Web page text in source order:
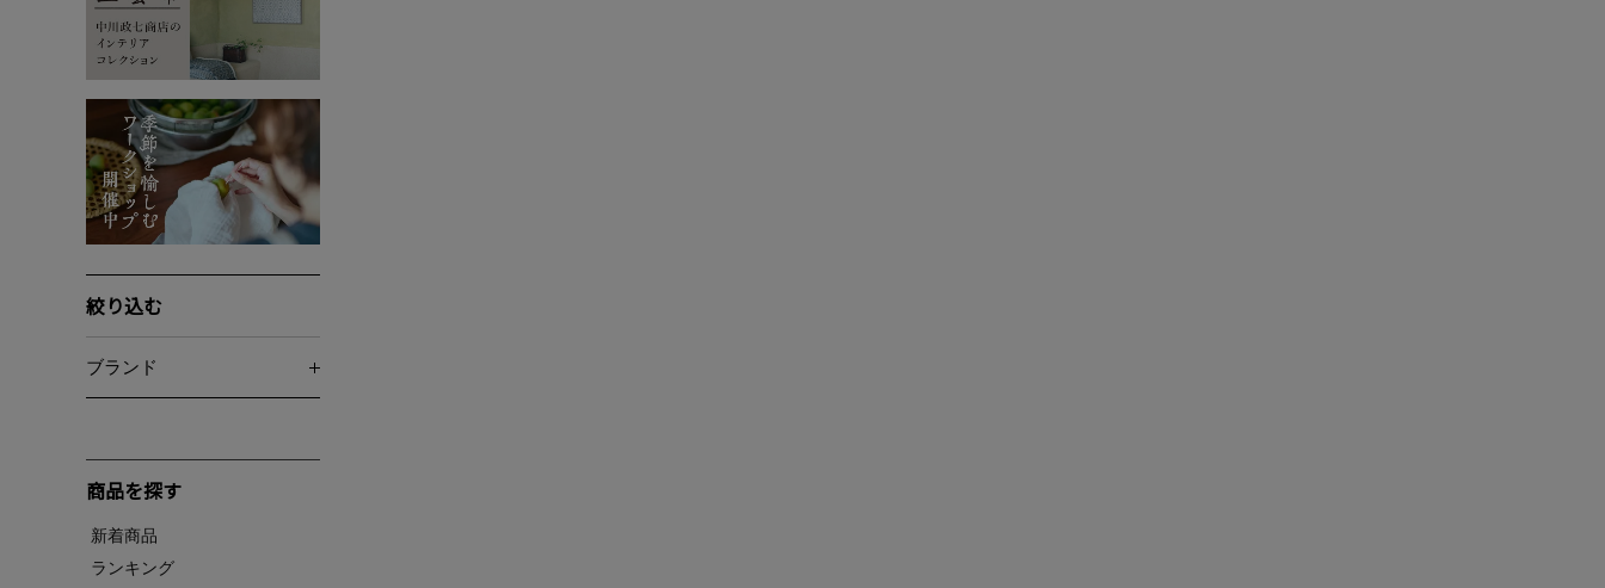
絞り込む
ブランド
商品を探す
新着商品
ランキング